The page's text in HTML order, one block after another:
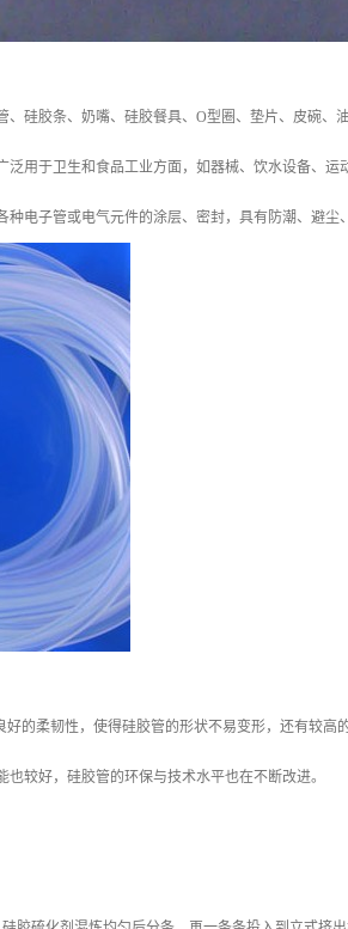
硅胶条、奶嘴、硅胶餐具、O型圈、垫片、皮碗、
用于卫生和食品工业方面，如器械、饮水设备、运
电子管或电气元件的涂层、密封，具有防潮、避尘
的柔韧性，使得硅胶管的形状不易变形，还有较高
较好，硅胶管的环保与技术水平也在不断改进。